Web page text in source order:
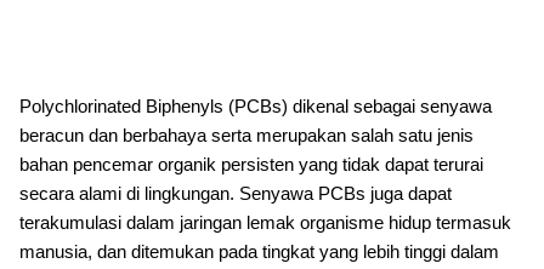
Polychlorinated Biphenyls (PCBs) dikenal sebagai senyawa
beracun dan berbahaya serta merupakan salah satu jenis
bahan pencemar organik persisten yang tidak dapat terurai
secara alami di lingkungan. Senyawa PCBs juga dapat
terakumulasi dalam jaringan lemak organisme hidup termasuk
manusia, dan ditemukan pada tingkat yang lebih tinggi dalam